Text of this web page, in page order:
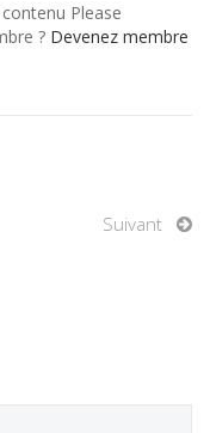
Please
? Devenez membre
Suivant